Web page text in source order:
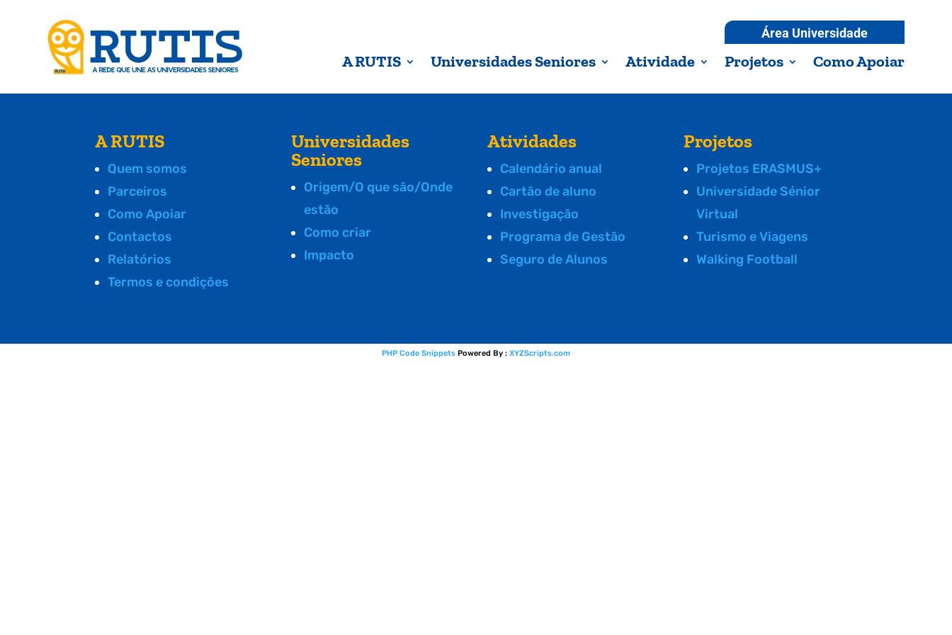
Área Universidade
A RUTIS Universidades Seniores Atividade Projetos Como Apoiar
A RUTIS
Quem somos
Parceiros
Como Apoiar
Contactos
Relatórios
Termos e condições
Universidades
Seniores
Origem/O que são/Onde
estão
Como criar
Impacto
Atividades
Calendário anual
Cartão de aluno
Investigação
Programa de Gestão
Seguro de Alunos
Projetos
Projetos ERASMUS+
Universidade Sénior
Virtual
Turismo e Viagens
Walking Football
PHP Code Snippets Powered By : XYZScripts.com